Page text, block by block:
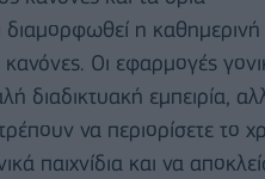
διαμορφωθεί η
κανόνες. Οι εφαρμογές
διαδικτυακή εμπειρία,
να περιορίσετε το
παιχνίδια και να